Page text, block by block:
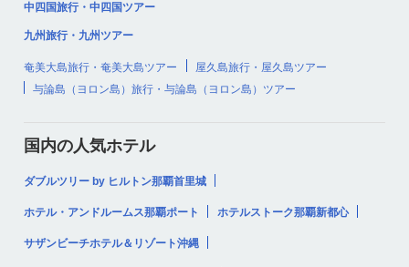
中四国旅行・中四国ツアー
九州旅行・九州ツアー
奄美大島旅行・奄美大島ツアー
屋久島旅行・屋久島ツアー
与論島（ヨロン島）旅行・与論島（ヨロン島）ツアー
国内の人気ホテル
ダブルツリー by ヒルトン那覇首里城
ホテル・アンドルームス那覇ポート ホテルストーク那覇新都心
サザンビーチホテル＆リゾート沖縄